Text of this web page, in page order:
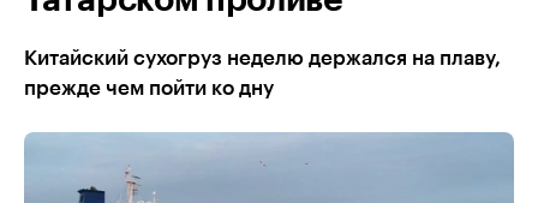
Китайский сухогруз неделю держался на плаву,
прежде чем пойти ко дну